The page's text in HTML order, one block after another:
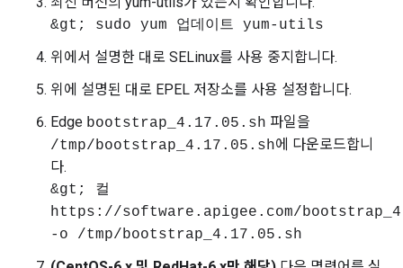
&gt; sudo yum 업데이트 yum-utils
위에서 설명한 대로 SELinux를 사용 중지합니다.
위에 설명된 대로 EPEL 저장소를 사용 설정합니다.
Edge bootstrap_4.17.05.sh 파일을
/tmp/bootstrap_4.17.05.sh에 다운로드합니
다.
&gt; 컬
https://software.apigee.com/
-o /tmp/bootstrap_4.17.05.sh